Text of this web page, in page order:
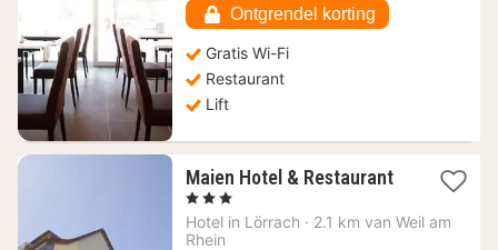
€
Ontgrendel korting
Gratis Wi-Fi
Restaurant
Lift
Maien Hotel & Restaurant1
vanaf
, 3 Sterren
Hotel in Lörrach · 2.1 km van Weil am
Rhein